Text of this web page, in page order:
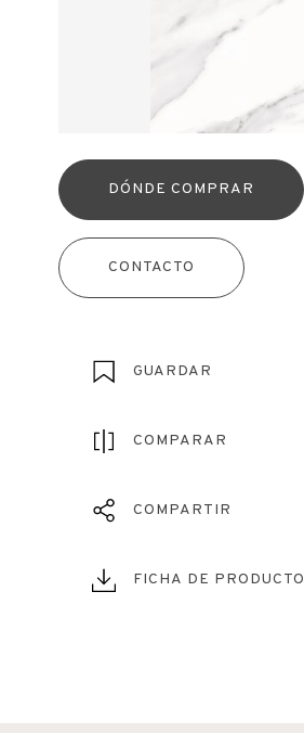
DÓNDE COMPRAR
CONTACTO
GUARDAR
COMPARAR
COMPARTIR
FICHA DE PRODUCTO